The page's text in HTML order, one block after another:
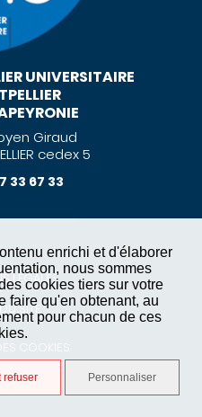
enrichi et d'élaborer
nous sommes
cookies tiers sur votre
faire qu'en obtenant, au
pour chacun de ces
refuser Personnaliser
UNIVERSITAIRE
Giraud
cedex 5
33 67 33
LÉGALES
SITE
COOKIES